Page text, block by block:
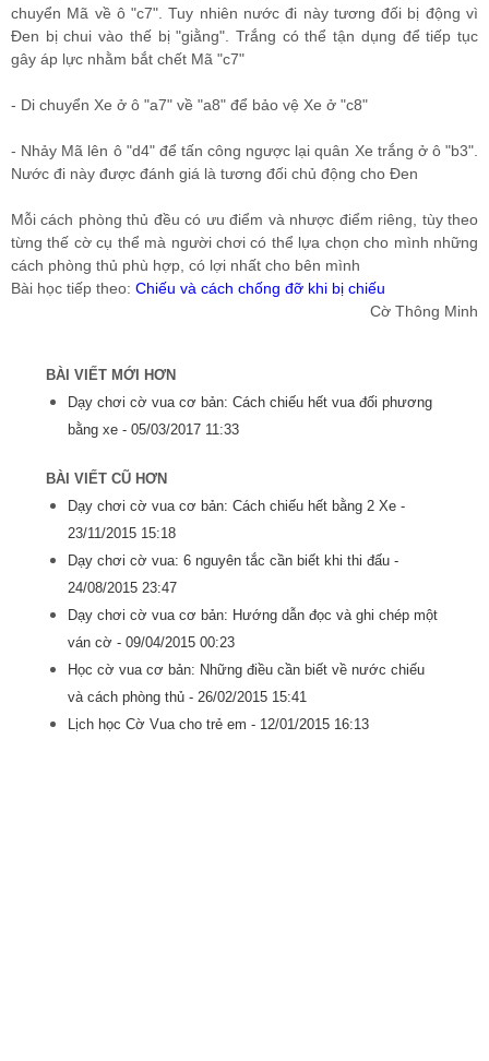
chuyển Mã về ô "c7". Tuy nhiên nước đi này tương đối bị động vì
Đen bị chui vào thế bị "giằng". Trắng có thể tận dụng để tiếp tục
gây áp lực nhằm bắt chết Mã "c7"
- Di chuyển Xe ở ô "a7" về "a8" để bảo vệ Xe ở "c8"
- Nhảy Mã lên ô "d4" để tấn công ngược lại quân Xe trắng ở ô "b3".
Nước đi này được đánh giá là tương đối chủ động cho Đen
Mỗi cách phòng thủ đều có ưu điểm và nhược điểm riêng, tùy theo
từng thế cờ cụ thể mà người chơi có thể lựa chọn cho mình những
cách phòng thủ phù hợp, có lợi nhất cho bên mình
Bài học tiếp theo: Chiếu và cách chống đỡ khi bị chiếu
Cờ Thông Minh
BÀI VIẾT MỚI HƠN
Dạy chơi cờ vua cơ bản: Cách chiếu hết vua đối phương
bằng xe -05/03/2017 11:33
BÀI VIẾT CŨ HƠN
Dạy chơi cờ vua cơ bản: Cách chiếu hết bằng 2 Xe -
23/11/2015 15:18
Dạy chơi cờ vua: 6 nguyên tắc cần biết khi thi đấu -
24/08/2015 23:47
Dạy chơi cờ vua cơ bản: Hướng dẫn đọc và ghi chép một
ván cờ -09/04/2015 00:23
Học cờ vua cơ bản: Những điều cần biết về nước chiếu
và cách phòng thủ -26/02/2015 15:41
Lịch học Cờ Vua cho trẻ em - 12/01/2015 16:13